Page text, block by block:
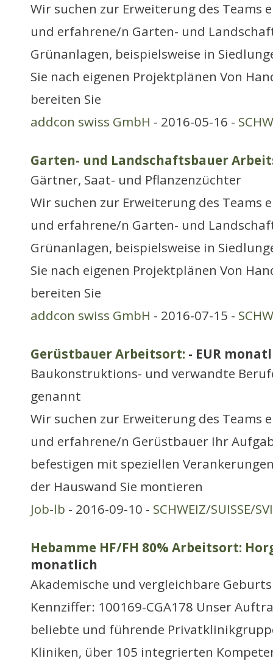
Wir suchen zur Erweiterung des Teams
und erfahrene/n Garten- und
Grünanlagen, beispielsweise in
Sie nach eigenen Projektplänen Von
bereiten Sie
addcon swiss GmbH - 2016-05-16 -
Garten- und Landschaftsbauer
Gärtner, Saat- und Pflanzenzüchter
Wir suchen zur Erweiterung des Teams
und erfahrene/n Garten- und
Grünanlagen, beispielsweise in
Sie nach eigenen Projektplänen Von
bereiten Sie
addcon swiss GmbH - 2016-07-15 -
Gerüstbauer Arbeitsort: - EUR
Baukonstruktions- und verwandte
genannt
Wir suchen zur Erweiterung des Teams
und erfahrene/n Gerüstbauer Ihr
befestigen mit speziellen
der Hauswand Sie montieren
Job-lb - 2016-09-10 - SCHWEIZ/SUISSE/
Hebamme HF/FH 80% Arbeitsort:
monatlich
Akademische und vergleichbare
Kennziffer: 100169-CGA178 Unser
beliebte und führende
Kliniken, über 105 integrierten